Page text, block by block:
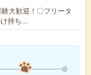
大歓迎！〇フリータ
持ち…